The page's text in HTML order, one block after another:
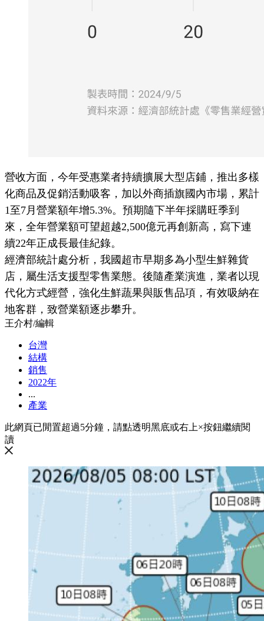
營收方面，今年受惠業者持續擴展大型店鋪，推出多樣
化商品及促銷活動吸客，加以外商插旗國內市場，累計
1至7月營業額年增5.3%。預期隨下半年採購旺季到
來，全年營業額可望超越2,500億元再創新高，寫下連
續22年正成長最佳紀錄。
經濟部統計處分析，我國超市早期多為小型生鮮雜貨
店，屬生活支援型零售業態。後隨產業演進，業者以現
代化方式經營，強化生鮮蔬果與販售品項，有效吸納在
地客群，致營業額逐步攀升。
王介村/編輯
台灣
結構
銷售
2022年
...
產業
此網頁已閒置超過5分鐘，請點透明黑底或右上×按鈕繼續閱
讀